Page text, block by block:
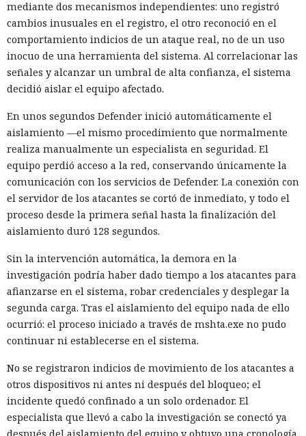
mediante dos mecanismos independientes: uno registró
cambios inusuales en el registro, el otro reconoció en el
comportamiento indicios de un ataque real, no de un uso
inocuo de una herramienta del sistema. Al correlacionar las
señales y alcanzar un umbral de alta confianza, el sistema
decidió aislar el equipo afectado.
En unos segundos Defender inició automáticamente el
aislamiento —el mismo procedimiento que normalmente
realiza manualmente un especialista en seguridad. El
equipo perdió acceso a la red, conservando únicamente la
comunicación con los servicios de Defender. La conexión con
el servidor de los atacantes se cortó de inmediato, y todo el
proceso desde la primera señal hasta la finalización del
aislamiento duró 128 segundos.
Sin la intervención automática, la demora en la
investigación podría haber dado tiempo a los atacantes para
afianzarse en el sistema, robar credenciales y desplegar la
segunda carga. Tras el aislamiento del equipo nada de ello
ocurrió: el proceso iniciado a través de mshta.exe no pudo
continuar ni establecerse en el sistema.
No se registraron indicios de movimiento de los atacantes a
otros dispositivos ni antes ni después del bloqueo; el
incidente quedó confinado a un solo ordenador. El
especialista que llevó a cabo la investigación se conectó ya